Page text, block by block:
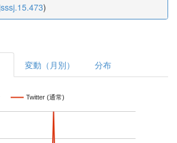
)
変動（月別） 分布
Twitter (通常)